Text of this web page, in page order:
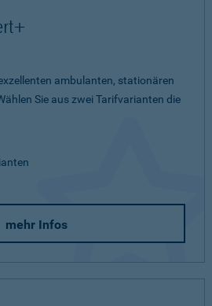
ambulanten, stationären
Sie aus zwei Tarifvarianten die
mehr Infos